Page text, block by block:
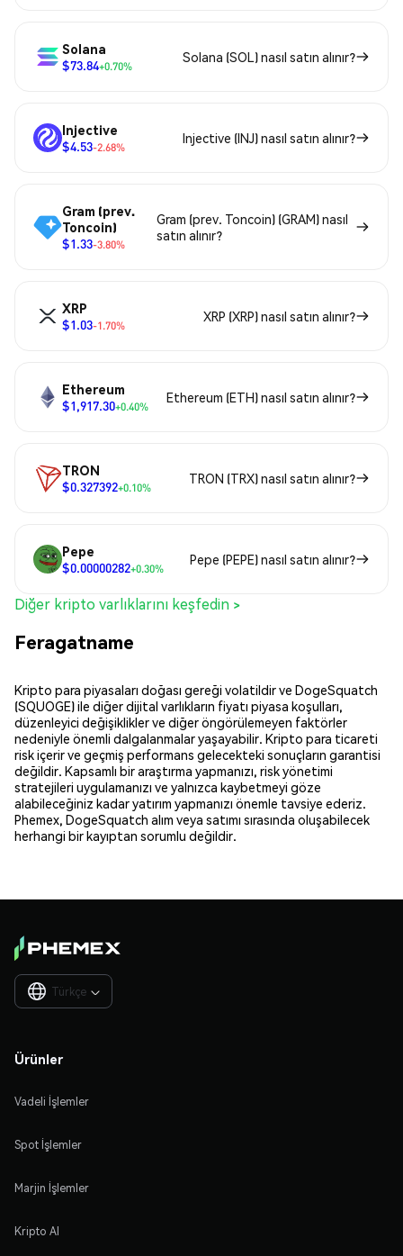
Solana
$73.84+0.70%
Solana (SOL) nasıl satın alınır?
Injective
$4.53-2.68%
Injective (INJ) nasıl satın alınır?
Gram (prev.
Toncoin)
$1.33-3.80%
Gram (prev. Toncoin) (GRAM) nasıl
satın alınır?
XRP
$1.03-1.70%
XRP (XRP) nasıl satın alınır?
Ethereum
$1,917.30+0.40%
Ethereum (ETH) nasıl satın alınır?
TRON
$0.327392+0.10%
TRON (TRX) nasıl satın alınır?
Pepe
$0.00000282+0.30%
Pepe (PEPE) nasıl satın alınır?
Diğer kripto varlıklarını keşfedin >
Feragatname
Kripto para piyasaları doğası gereği volatildir ve DogeSquatch
(SQUOGE) ile diğer dijital varlıkların fiyatı piyasa koşulları,
düzenleyici değişiklikler ve diğer öngörülemeyen faktörler
nedeniyle önemli dalgalanmalar yaşayabilir. Kripto para ticareti
risk içerir ve geçmiş performans gelecekteki sonuçların garantisi
değildir. Kapsamlı bir araştırma yapmanızı, risk yönetimi
stratejileri uygulamanızı ve yalnızca kaybetmeyi göze
alabileceğiniz kadar yatırım yapmanızı önemle tavsiye ederiz.
Phemex, DogeSquatch alım veya satımı sırasında oluşabilecek
herhangi bir kayıptan sorumlu değildir.
Türkçe 
Ürünler
Vadeli İşlemler
Spot İşlemler
Marjin İşlemler
Kripto Al